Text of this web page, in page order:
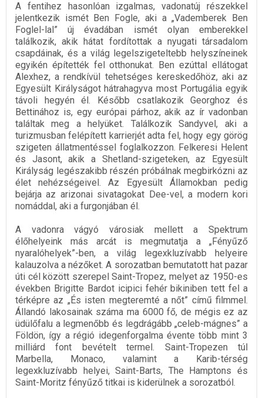
A fentihez hasonlóan izgalmas, vadonatúj részekkel
jelentkezik ismét Ben Fogle, aki a „Vademberek Ben
Foglel-lal” új évadában ismét olyan emberekkel
találkozik, akik hátat fordítottak a nyugati társadalom
csapdáinak, és a világ legelszigeteltebb helyszíneinek
egyikén építették fel otthonukat. Ben ezúttal ellátogat
Alexhez, a rendkívül tehetséges kereskedőhöz, aki az
Egyesült Királyságot hátrahagyva most Portugália egyik
távoli hegyén él. Később csatlakozik Georghoz és
Bettinához is, egy európai párhoz, akik az ír vadonban
találtak meg a helyüket. Találkozik Sandyvel, aki a
turizmusban felépített karrierjét adta fel, hogy egy görög
szigeten állatmentéssel foglalkozzon. Felkeresi Helent
és Jasont, akik a Shetland-szigeteken, az Egyesült
Királyság legészakibb részén próbálnak megbirkózni az
élet nehézségeivel. Az Egyesült Államokban pedig
bejárja az arizonai sivatagokat Dee-vel, a modern kori
nomáddal, aki a furgonjában él.
A vadonra vágyó városiak mellett a Spektrum
élőhelyeink más arcát is megmutatja a „Fényűző
nyaralóhelyek”-ben, a világ legexkluzívabb helyeire
kalauzolva a nézőket. A sorozatban bemutatott hat pazar
úti cél között szerepel Saint-Tropez, melyet az 1950-es
években Brigitte Bardot icipici fehér bikiniben tett fel a
térképre az „És isten megteremté a nőt” című filmmel.
Állandó lakosainak száma ma 6000 fő, de mégis ez az
üdülőfalu a legmenőbb és legdrágább „celeb-mágnes” a
Földön, így a régió idegenforgalma évente több mint 3
milliárd font bevételt termel. Saint-Tropezen túl
Marbella, Monaco, valamint a Karib-térség
legexkluzívabb helyei, Saint-Barts, The Hamptons és
Saint-Moritz fényűző titkai is kiderülnek a sorozatból.